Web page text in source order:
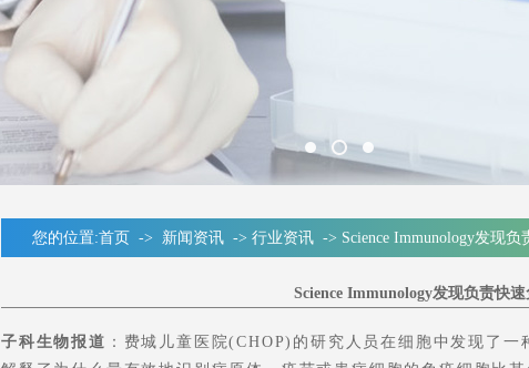
您的位置:首页 -> 新闻资讯 -> 行业资讯 -> Science Immunology发现
Science Immunology发现负责快
子科生物报道 ：费城儿童医院(CHOP)的研究人员在细胞中发现了